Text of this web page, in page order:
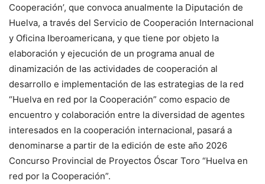
Cooperación’, que convoca anualmente la Diputación de
Huelva, a través del Servicio de Cooperación Internacional
y Oficina Iberoamericana, y que tiene por objeto la
elaboración y ejecución de un programa anual de
dinamización de las actividades de cooperación al
desarrollo e implementación de las estrategias de la red
“Huelva en red por la Cooperación” como espacio de
encuentro y colaboración entre la diversidad de agentes
interesados en la cooperación internacional, pasará a
denominarse a partir de la edición de este año 2026
Concurso Provincial de Proyectos Óscar Toro “Huelva en
red por la Cooperación”.